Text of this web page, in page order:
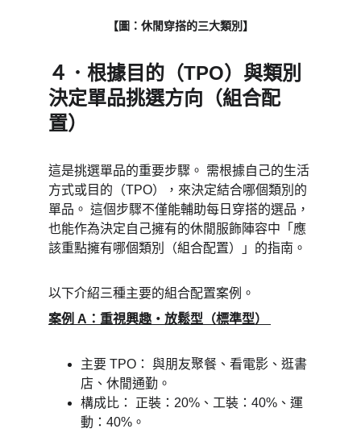
【圖：休閒穿搭的三大類別】
４．根據目的（TPO）與類別
決定單品挑選方向（組合配
置）
這是挑選單品的重要步驟。 需根據自己的生活
方式或目的（TPO），來決定結合哪個類別的
單品。 這個步驟不僅能輔助每日穿搭的選品，
也能作為決定自己擁有的休閒服飾陣容中「應
該重點擁有哪個類別（組合配置）」的指南。
以下介紹三種主要的組合配置案例。
案例 A：重視興趣・放鬆型（標準型）
主要 TPO： 與朋友聚餐、看電影、逛書
店、休閒通勤。
構成比： 正裝：20%、工裝：40%、運
動：40%。